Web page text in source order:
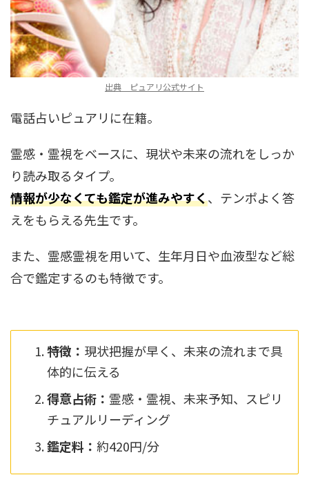
出典 ピュアリ公式サイト
電話占いピュアリに在籍。
霊感・霊視をベースに、現状や未来の流れをしっか
り読み取るタイプ。
情報が少なくても鑑定が進みやすく、テンポよく答
えをもらえる先生です。
また、霊感霊視を用いて、生年月日や血液型など総
合で鑑定するのも特徴です。
特徴： 現状把握が早く、未来の流れまで具
体的に伝える
得意占術： 霊感・霊視、未来予知、スピリ
チュアルリーディング
鑑定料： 約420円/分